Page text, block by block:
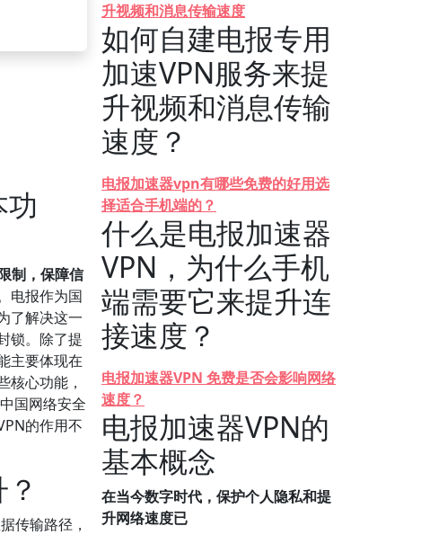
制，保障信
电报作为国
了解决这一
锁。除了提
主要体现在
核心功能，
国网络安全
的作用不
传输路径，
升视频和消息传输速度
如何自建电报专用
加速VPN服务来提
升视频和消息传输
速度？
电报加速器vpn有哪些免费的好用选
择适合手机端的？
什么是电报加速器
VPN，为什么手机
端需要它来提升连
接速度？
电报加速器VPN 免费是否会影响网络
速度？
电报加速器VPN的
基本概念
在当今数字时代，保护个人隐私和提
升网络速度已